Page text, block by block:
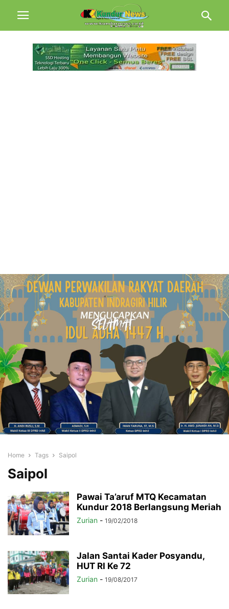
Home Tags Saipol
Saipol
Pawai Ta’aruf MTQ Kecamatan
Kundur 2018 Berlangsung Meriah
Zurian - 19/02/2018
Jalan Santai Kader Posyandu,
HUT RI Ke 72
Zurian - 19/08/2017